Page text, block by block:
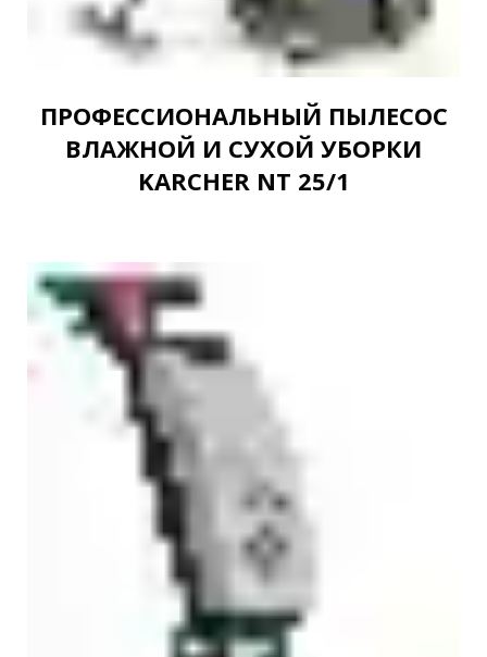
ПРОФЕССИОНАЛЬНЫЙ ПЫЛЕСОС
ВЛАЖНОЙ И СУХОЙ УБОРКИ
KARCHER NT 25/1